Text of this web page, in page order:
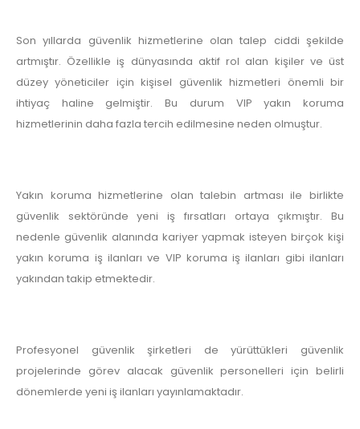
Son yıllarda güvenlik hizmetlerine olan talep ciddi şekilde
artmıştır. Özellikle iş dünyasında aktif rol alan kişiler ve üst
düzey yöneticiler için kişisel güvenlik hizmetleri önemli bir
ihtiyaç haline gelmiştir. Bu durum VIP yakın koruma
hizmetlerinin daha fazla tercih edilmesine neden olmuştur.
Yakın koruma hizmetlerine olan talebin artması ile birlikte
güvenlik sektöründe yeni iş fırsatları ortaya çıkmıştır. Bu
nedenle güvenlik alanında kariyer yapmak isteyen birçok kişi
yakın koruma iş ilanları ve VIP koruma iş ilanları gibi ilanları
yakından takip etmektedir.
Profesyonel güvenlik şirketleri de yürüttükleri güvenlik
projelerinde görev alacak güvenlik personelleri için belirli
dönemlerde yeni iş ilanları yayınlamaktadır.